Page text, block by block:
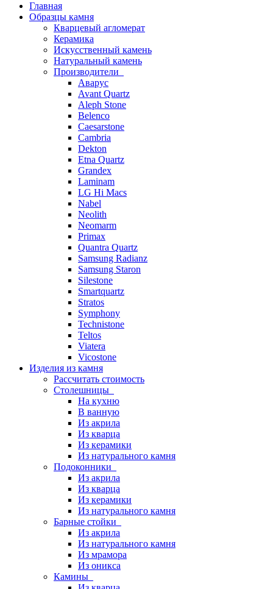
Главная
Образцы камня
Кварцевый агломерат
Керамика
Искусственный камень
Натуральный камень
Производители
Аварус
Avant Quartz
Aleph Stone
Belenco
Caesarstone
Cambria
Dekton
Etna Quartz
Grandex
Laminam
LG Hi Macs
Nabel
Neolith
Neomarm
Primax
Quantra Quartz
Samsung Radianz
Samsung Staron
Silestone
Smartquartz
Stratos
Symphony
Technistone
Teltos
Viatera
Vicostone
Изделия из камня
Рассчитать стоимость
Столешницы
На кухню
В ванную
Из акрила
Из кварца
Из керамики
Из натурального камня
Подоконники
Из акрила
Из кварца
Из керамики
Из натурального камня
Барные стойки
Из акрила
Из натурального камня
Из мрамора
Из оникса
Камины